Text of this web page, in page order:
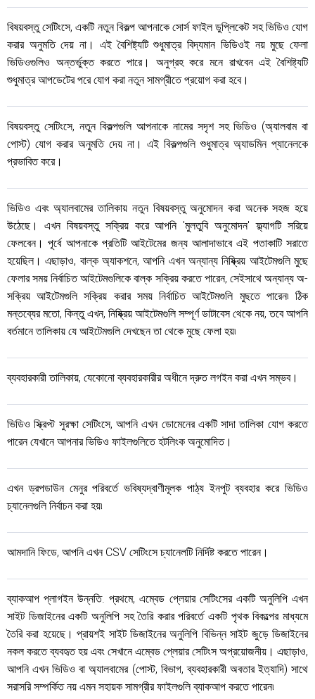
বিষয়বস্তু সেটিংসে, একটি নতুন বিকল্প আপনাকে সোর্স ফাইল ডুপ্লিকেট সহ ভিডিও যোগ
করার অনুমতি দেয় না। এই বৈশিষ্ট্যটি শুধুমাত্র বিদ্যমান ভিডিওই নয় মুছে ফেলা
ভিডিওগুলিও অন্তর্ভুক্ত করতে পারে। অনুগ্রহ করে মনে রাখবেন এই বৈশিষ্ট্যটি
শুধুমাত্র আপডেটের পরে যোগ করা নতুন সামগ্রীতে প্রয়োগ করা হবে।
বিষয়বস্তু সেটিংসে, নতুন বিকল্পগুলি আপনাকে নামের সদৃশ সহ ভিডিও (অ্যালবাম বা
পোস্ট) যোগ করার অনুমতি দেয় না। এই বিকল্পগুলি শুধুমাত্র অ্যাডমিন প্যানেলকে
প্রভাবিত করে।
ভিডিও এবং অ্যালবামের তালিকায় নতুন বিষয়বস্তু অনুমোদন করা অনেক সহজ হয়ে
উঠেছে। এখন বিষয়বস্তু সক্রিয় করে আপনি 'মুলতুবি অনুমোদন' ফ্ল্যাগটি সরিয়ে
ফেলবেন। পূর্বে আপনাকে প্রতিটি আইটেমের জন্য আলাদাভাবে এই পতাকাটি সরাতে
হয়েছিল। এছাড়াও, বাল্ক অ্যাকশনে, আপনি এখন অন্যান্য নিষ্ক্রিয় আইটেমগুলি মুছে
ফেলার সময় নির্বাচিত আইটেমগুলিকে বাল্ক সক্রিয় করতে পারেন, সেইসাথে অন্যান্য অ-
সক্রিয় আইটেমগুলি সক্রিয় করার সময় নির্বাচিত আইটেমগুলি মুছতে পারেন৷ ঠিক
মন্তব্যের মতো, কিন্তু এখন, নিষ্ক্রিয় আইটেমগুলি সম্পূর্ণ ডাটাবেস থেকে নয়, তবে আপনি
বর্তমানে তালিকায় যে আইটেমগুলি দেখছেন তা থেকে মুছে ফেলা হয়৷
ব্যবহারকারী তালিকায়, যেকোনো ব্যবহারকারীর অধীনে দ্রুত লগইন করা এখন সম্ভব।
ভিডিও স্ক্রিপ্ট সুরক্ষা সেটিংসে, আপনি এখন ডোমেনের একটি সাদা তালিকা যোগ করতে
পারেন যেখানে আপনার ভিডিও ফাইলগুলিতে হটলিংক অনুমোদিত।
এখন ড্রপডাউন মেনুর পরিবর্তে ভবিষ্যদ্বাণীমূলক পাঠ্য ইনপুট ব্যবহার করে ভিডিও
চ্যানেলগুলি নির্বাচন করা হয়৷
আমদানি ফিডে, আপনি এখন CSV সেটিংসে চ্যানেলটি নির্দিষ্ট করতে পারেন।
ব্যাকআপ প্লাগইন উন্নতি. প্রথমে, এম্বেড প্লেয়ার সেটিংসের একটি অনুলিপি এখন
সাইট ডিজাইনের একটি অনুলিপি সহ তৈরি করার পরিবর্তে একটি পৃথক বিকল্পের মাধ্যমে
তৈরি করা হয়েছে। প্রায়শই সাইট ডিজাইনের অনুলিপি বিভিন্ন সাইট জুড়ে ডিজাইনের
নকল করতে ব্যবহৃত হয় এবং সেখানে এম্বেড প্লেয়ার সেটিংস অপ্রয়োজনীয়। এছাড়াও,
আপনি এখন ভিডিও বা অ্যালবামের (পোস্ট, বিভাগ, ব্যবহারকারী অবতার ইত্যাদি) সাথে
সরাসরি সম্পর্কিত নয় এমন সহায়ক সামগ্রীর ফাইলগুলি ব্যাকআপ করতে পারেন৷